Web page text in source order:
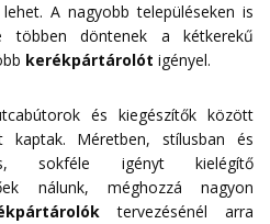
A nagyobb településeken is
többen döntenek a kétkerekű
kerékpártárolót igényel.
és kiegészítők között
kaptak. Méretben, stílusban és
sokféle igényt kielégítő
nálunk, méghozzá nagyon
tervezésénél arra